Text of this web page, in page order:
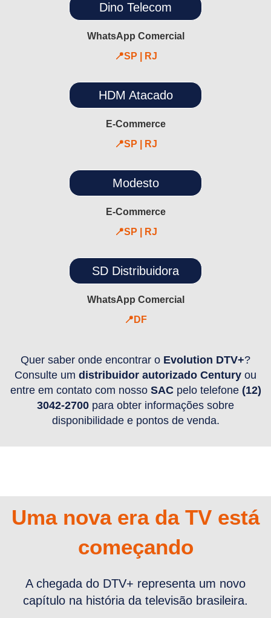
Dino Telecom
WhatsApp Comercial
📍SP | RJ
HDM Atacado
E-Commerce
📍SP | RJ
Modesto
E-Commerce
📍SP | RJ
SD Distribuidora
WhatsApp Comercial
📍DF
Quer saber onde encontrar o Evolution DTV+?
Consulte um distribuidor autorizado Century ou
entre em contato com nosso SAC pelo telefone (12)
3042-2700 para obter informações sobre
disponibilidade e pontos de venda.
Uma nova era da TV está
começando
A chegada do DTV+ represen ta um novo
capítulo na história da televisão brasileira.